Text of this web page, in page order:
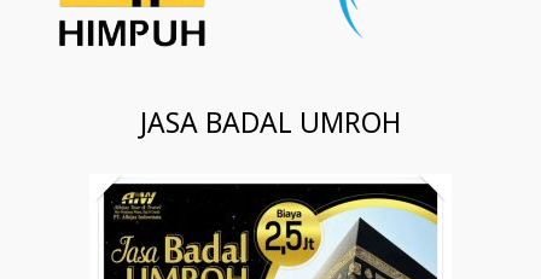
JASA BADAL UMROH